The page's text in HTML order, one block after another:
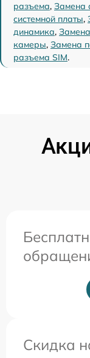
разъема, Замена
системной платы,
динамика,
камеры, Замена
разъема SIM.
Скидка